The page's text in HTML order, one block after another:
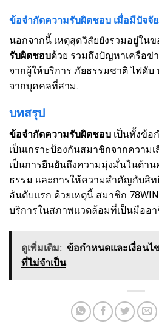
ข้อจำกัดความรับผิดชอบ เมื่อมีปัจจั
นอกจากนี้ เหตุสุดวิสัยยังรวมอยู่ในข
รับผิดชอบด้วย รวมถึงปัญหาเครือข่
จากผู้ให้บริการ ภัยธรรมชาติ ไฟดับ
จากบุคคลที่สาม.
บทสรุป
ข้อจำกัดความรับผิดชอบ เป็นทั้งข้อ
เป็นเกราะป้องกันสมาชิกจากความ
เป็นการยืนยันถึงความมุ่งมั่นในด้าน
ธรรม และการให้ความสำคัญกับสิท
อันดับแรก ด้วยเหตุนี้ สมาชิก
บริการในสภาพแวดล้อมที่เป็นมืออ
ดูเพิ่มเติม: ข้อกำหนดและเงื่อนไ
ที่ไม่จำเป็น